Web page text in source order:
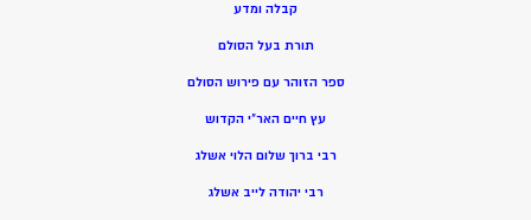
קבלה ומדע
תורת בעל הסולם
ספר הזוהר עם פירוש הסולם
עץ חיים האר”י הקדוש
רבי ברוך שלום הלוי אשלג
רבי יהודה לייב אשלג